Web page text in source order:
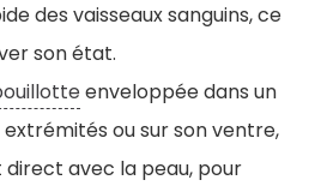
des vaisseaux sanguins, ce
son état.
enveloppée dans un
ou sur son ventre,
avec la peau, pour